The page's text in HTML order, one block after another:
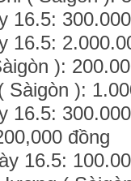
16.5:
16.5:
):
Sàigòn ):
16.5:
đồng
16.5: